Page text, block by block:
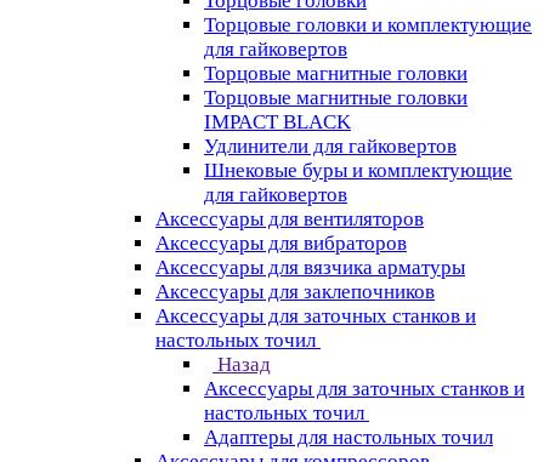
Торцовые головки и комплектующие
для гайковертов
Торцовые магнитные головки
Торцовые магнитные головки
IMPACT BLACK
Удлинители для гайковертов
Шнековые буры и комплектующие
для гайковертов
Аксессуары для вентиляторов
Аксессуары для вибраторов
Аксессуары для вязчика арматуры
Аксессуары для заклепочников
Аксессуары для заточных станков и
настольных точил
Назад
Аксессуары для заточных станков и
настольных точил
Адаптеры для настольных точил